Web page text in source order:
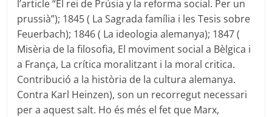
l’article “El rei de Prúsia y la reforma social. Per un
prussià”); 1845 ( La Sagrada família i les Tesis sobre
Feuerbach); 1846 ( La ideologia alemanya); 1847 (
Misèria de la filosofia, El moviment social a Bèlgica i
a França, La crítica moralitzant i la moral critica.
Contribució a la història de la cultura alemanya.
Contra Karl Heinzen), son un recorregut necessari
per a aquest salt. Ho és més el fet que Marx,